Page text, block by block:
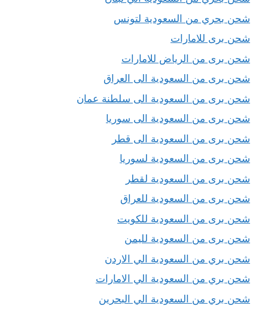
شحن بحري من السعودية لتونس
شحن برى للامارات
شحن برى من الرياض للامارات
شحن برى من السعودية الى العراق
شحن برى من السعودية الى سلطنة عمان
شحن برى من السعودية الى سوريا
شحن برى من السعودية الى قطر
شحن برى من السعودية لسوريا
شحن برى من السعودية لقطر
شحن برى من السعودية للعراق
شحن برى من السعودية للكويت
شحن برى من السعودية لليمن
شحن بري من السعودية الي الاردن
شحن بري من السعودية الي الامارات
شحن بري من السعودية الي البحرين